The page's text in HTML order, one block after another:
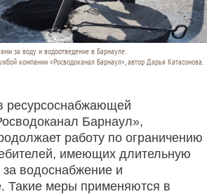
за воду и водоотведение в Барнауле.
компании «Росводоканал Барнаул», автор Дарья Катасонова.
ресурсоснабжающей
Барнаул»,
работу по ограничению
имеющих длительную
водоснабжение и
Такие меры применяются в